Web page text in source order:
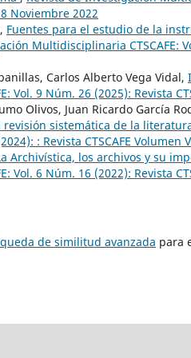
Noviembre 2022
Fuentes para el estudio de la
Multidisciplinaria CTSCAFE:
Carlos Alberto Vega Vidal,
Vol. 9 Núm. 26 (2025): Revista
Olivos, Juan Ricardo García
sistemática de la
: Revista CTSCAFE Volumen
Archivística, los archivos y su
Vol. 6 Núm. 16 (2022): Revista
de similitud avanzada para